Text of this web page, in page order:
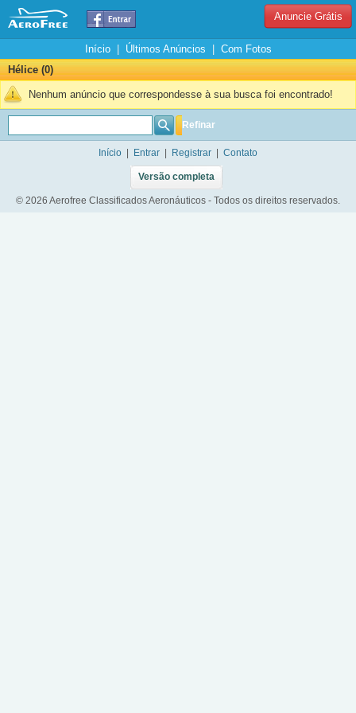
Anuncie Grátis
Início| Últimos Anúncios
Com Fotos
Hélice (0)
Nenhum anúncio que correspondesse à sua busca foi encontrado!
Refinar
Início Entrar Registrar Contato
Versão completa
© 2026 Aerofree Classificados Aeronáuticos - Todos os direitos reservados.